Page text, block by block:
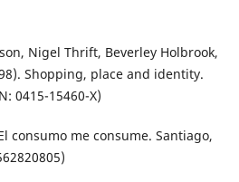
Nigel Thrift, Beverley Holbrook,
Shopping, place and identity.
0415-15460-X)
consumo me consume. Santiago,